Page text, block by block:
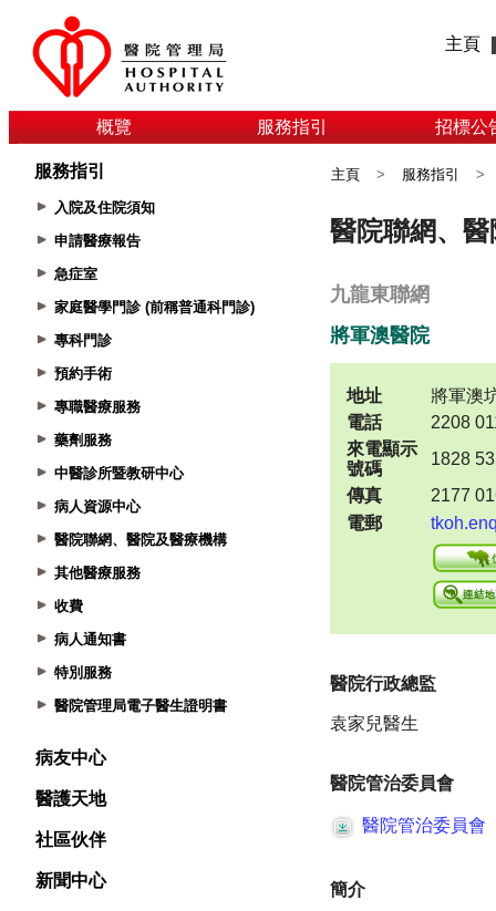
主頁
概覽 服務指引 招標公
服務指引
入院及住院須知
申請醫療報告
急症室
家庭醫學門診 (前稱普通科門診)
專科門診
預約手術
專職醫療服務
藥劑服務
中醫診所暨教研中心
病人資源中心
醫院聯網、醫院及醫療機構
其他醫療服務
收費
病人通知書
特別服務
醫院管理局電子醫生證明書
病友中心
醫護天地
社區伙伴
新聞中心
主頁 > 服務指引 >